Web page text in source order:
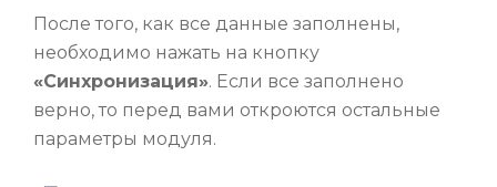
После того, как все данные заполнены,
необходимо нажать на кнопку
«Синхронизация». Если все заполнено
верно, то перед вами откроются остальные
параметры модуля.